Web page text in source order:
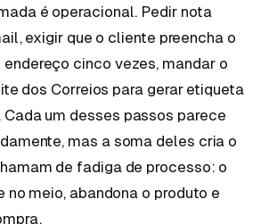
é operacional. Pedir nota
exigir que o cliente preencha o
endereço cinco vezes, mandar o
dos Correios para gerar etiqueta
Cada um desses passos parece
mas a soma deles cria o
de fadiga de processo: o
no meio, abandona o produto e